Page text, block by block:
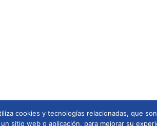
cookies y tecnologías relacionadas, que
sitio web o aplicación, para mejorar su